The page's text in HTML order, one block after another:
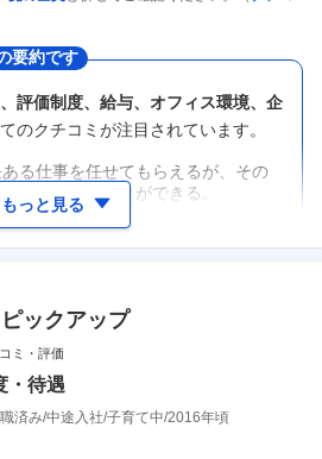
要約です
評価制度、給与、オフィス環境、企
のクチコミが注目されています。
る仕事を任せてもらえるが、その
いを感じることができる。
もっと見る
ックアップ
ミ・評価
・待遇
済み 中途入社 子育て中 2016年頃